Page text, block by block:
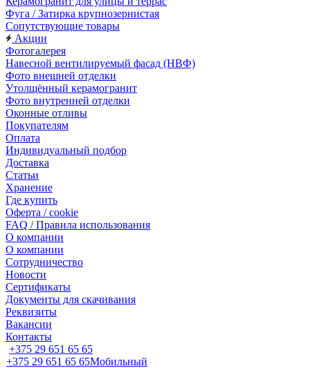
Фуга / Затирка крупнозернистая
Сопутствующие товары
Акции
Фотогалерея
Навесной вентилируемый фасад (НВФ)
Фото внешней отделки
Утолщённый керамогранит
Фото внутренней отделки
Оконные отливы
Покупателям
Оплата
Индивидуальный подбор
Доставка
Статьи
Хранение
Где купить
Оферта / cookie
FAQ / Правила использования
О компании
О компании
Сотрудничество
Новости
Сертификаты
Документы для скачивания
Реквизиты
Вакансии
Контакты
+375 29 651 65 65
+375 29 651 65 65Мобильный